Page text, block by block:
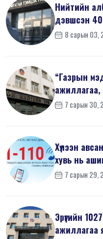
Нийтийн
дэвшсэн
мэдүүл...
8 сарын 03,
“Газрын
ажиллагаа, мэдээлэл солилцооны
журам”-...
7 сарын 30,
Хүлээн
7 сарын 29,
Эрүүгийн
ажиллагаа